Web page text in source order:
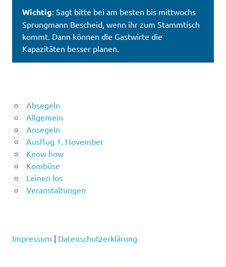
Wichtig: Sagt bitte bei am besten bis mittwochs
Sprungmann Bescheid, wenn ihr zum Stammtisch
kommt. Dann können die Gastwirte die
Kapazitäten besser planen.
Absegeln
Allgemein
Ansegeln
Ausflug 1. November
Know how
Kombüse
Leinen los
Veranstaltungen
Impressum | Datenschutzerklärung